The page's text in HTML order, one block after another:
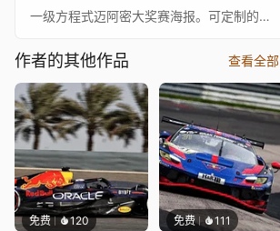
一级方程式迈阿密大奖赛海报。可定制的80年代主题复古壁纸。迈阿密国际赛车场。我的F1壁纸合集
作者的其他作品 查看全部
免费 120 免费 111